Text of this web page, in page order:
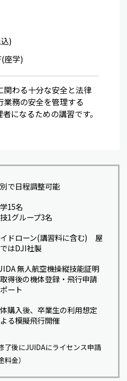
)
座学)
関わる十分な安全と法律
業務の安全を管理する
になるための講習です。
で日程調整可能
15名
1グループ3名
イドローン(講習料に含む) 屋
はDJI社製
無人航空機操縦技能証明
得後の機体登録・飛行申請
ート
購入後、卒業生の利用想定
る模擬飛行開催
後にJUIDAにライセンス申請
金）